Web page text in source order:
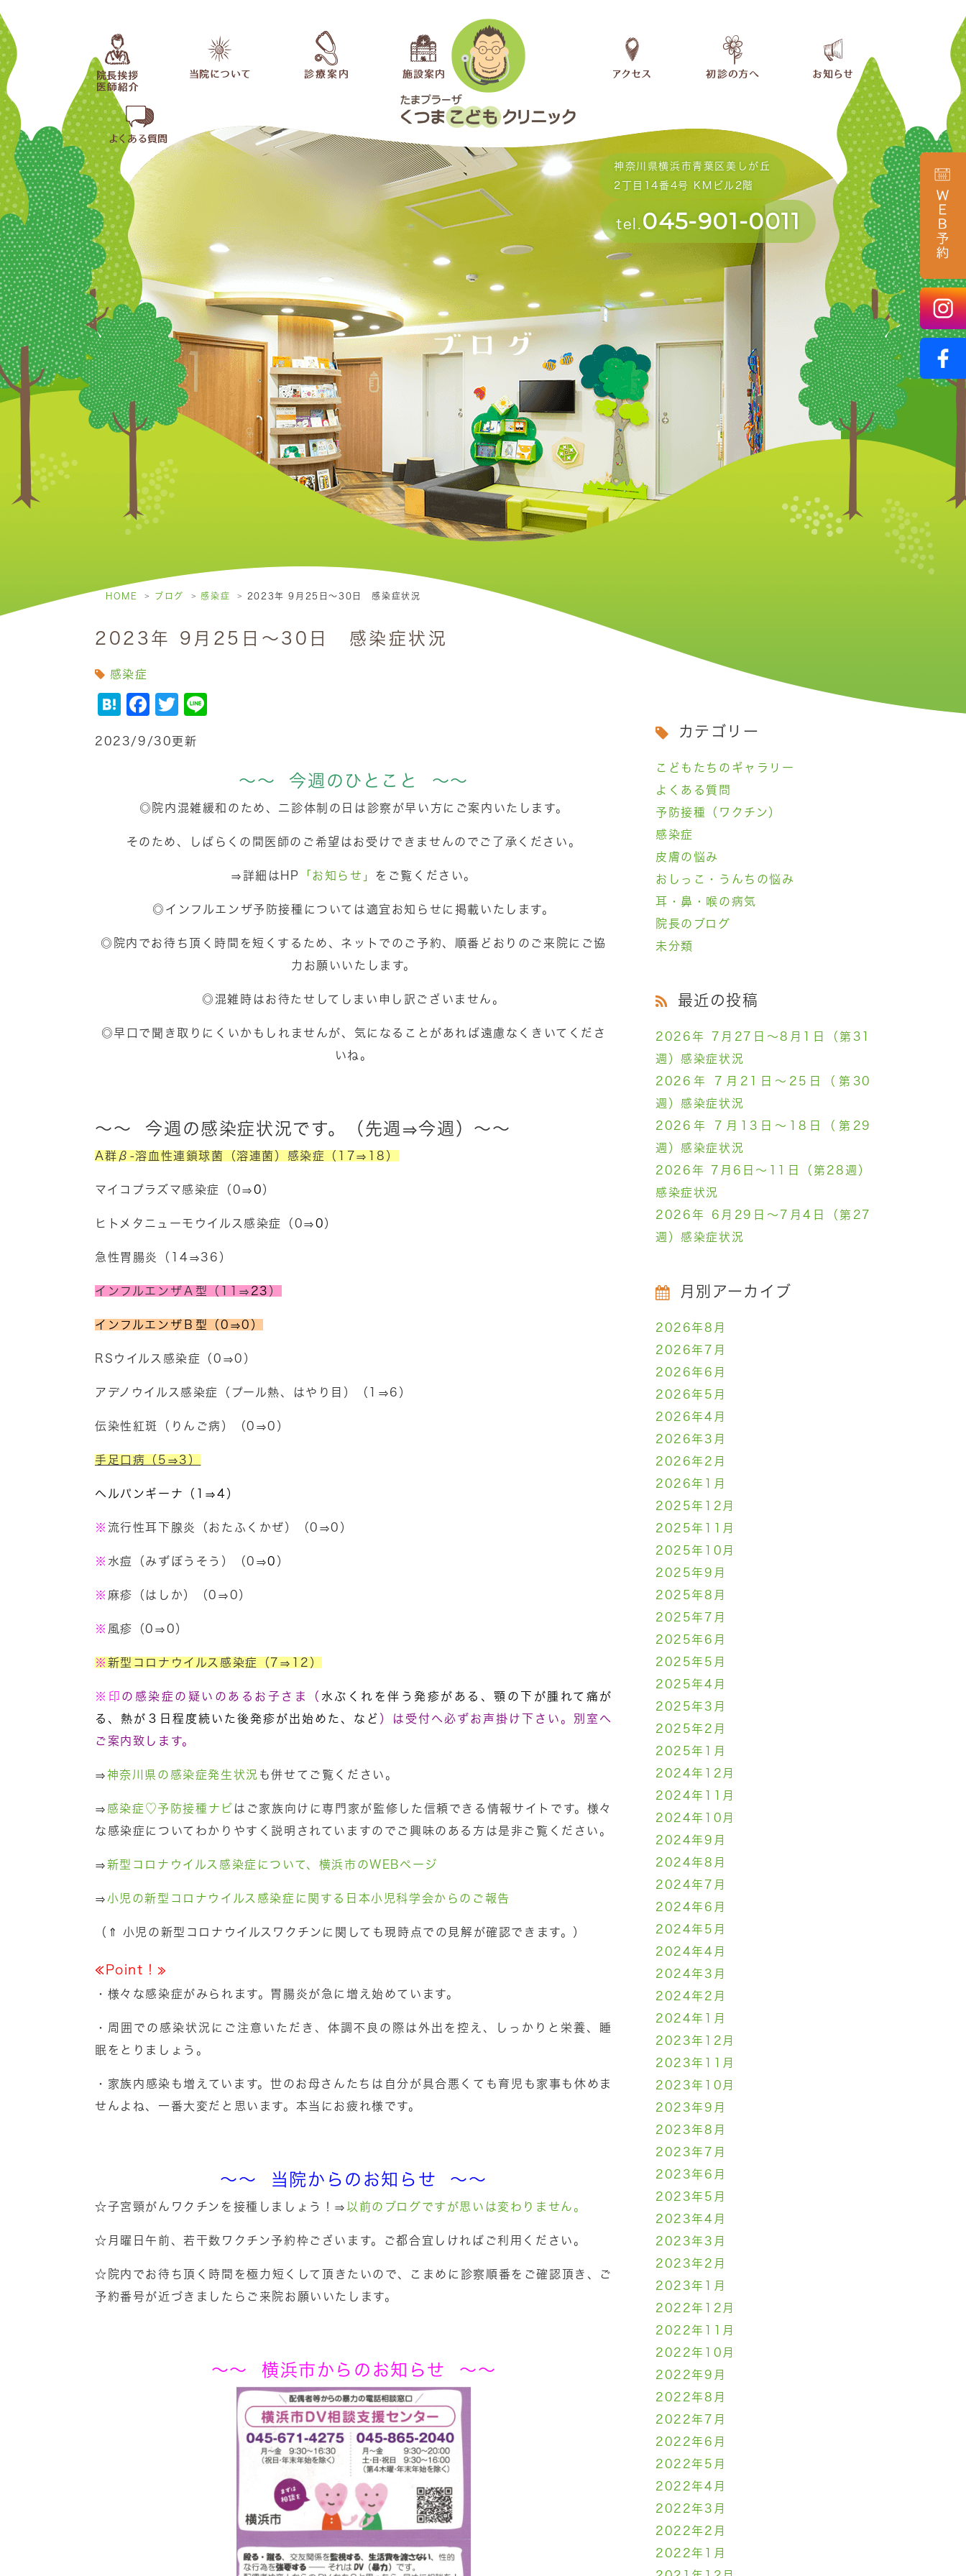
神奈川県横浜市青葉区美しが丘
2丁目14番4号 KMビル2階
tel. 045-901-0011
ブログ
HOME ブログ 感染症 2023年 9月25日～30日 感染症状況
2023年 9月25日～30日 感染症状況
感染症
Hatena
Facebook
Twitter
2023/9/30更新
～～ 今週のひとこと ～～
◎院内混雑緩和のため、二診体制の日は診察が早い方にご案内いたします。
そのため、しばらくの間医師のご希望はお受けできませんのでご了承ください。
⇒詳細はHP 「お知らせ」 をご覧ください。
◎インフルエンザ予防接種については適宜お知らせに掲載いたします。
◎院内でお待ち頂く時間を短くするため、ネットでのご予約、順番どおりのご来院にご協
力お願いいたします。
◎混雑時はお待たせしてしまい申し訳ございません。
◎早口で聞き取りにくいかもしれませんが、気になることがあれば遠慮なくきいてくださ
いね。
～～ 今週の感染症状況です。（先週⇒今週）～～
A群β-溶血性連鎖球菌（溶連菌）感染症（17⇒18）
マイコプラズマ感染症（0⇒0 ）
ヒトメタニューモウイルス感染症（0⇒0 ）
急性胃腸炎（14⇒36）
インフルエンザＡ型（11⇒ 23 ）
インフルエンザＢ型（0⇒0）
RSウイルス感染症（0⇒0）
アデノウイルス感染症（プール熱、はやり目）（1⇒6）
伝染性紅斑（りんご病）（0⇒0）
手足口病（5⇒3）
ヘルパンギーナ（1⇒4）
※ 流行性耳下腺炎（おたふくかぜ）（0⇒0）
※ 水痘（みずぼうそう）（0⇒0 ）
※ 麻疹（はしか）（0⇒0）
※ 風疹（0⇒0）
※ 新型コロナウイルス感染症（7⇒12）
※ 印 の感染症の疑いのあるお子さま（ 水ぶくれを伴う発疹がある、顎の下が腫れて痛が
る、熱が３日程度続いた後発疹が出始めた、など ）は受付へ必ずお声掛け下さい。別室へ
ご案内致します。
⇒神奈川県の感染症発生状況 も併せてご覧ください。
⇒ 感染症♡予防接種ナビ はご家族向けに専門家が監修した信頼できる情報サイトです。様々
な感染症についてわかりやすく説明されていますのでご興味のある方は是非ご覧ください。
⇒新型コロナウイルス感染症について、横浜市のWEBページ
⇒小児の新型コロナウイルス感染症に関する日本小児科学会からのご報告
（⇑ 小児の新型コロナウイルスワクチンに関しても現時点での見解が確認できます。）
≪Point！≫
・様々な感染症がみられます。胃腸炎が急に増え始めています。
・周囲での感染状況にご注意いただき、体調不良の際は外出を控え、しっかりと栄養、睡
眠をとりましょう。
・家族内感染も増えています。世のお母さんたちは自分が具合悪くても育児も家事も休めま
せんよね、一番大変だと思います。本当にお疲れ様です。
～～ 当院からのお知らせ ～～
☆子宮頸がんワクチンを接種しましょう！⇒ 以前のブログですが思いは変わりません。
☆月曜日午前、若干数ワクチン予約枠ございます。ご都合宜しければご利用ください。
☆院内でお待ち頂く時間を極力短くして頂きたいので、こまめに診察順番をご確認頂き、ご
予約番号が近づきましたらご来院お願いいたします。
～～ 横浜市からのお知らせ ～～
カテゴリー
こどもたちのギャラリー
よくある質問
予防接種（ワクチン）
感染症
皮膚の悩み
おしっこ・うんちの悩み
耳・鼻・喉の病気
院長のブログ
未分類
最近の投稿
2026年 7月27日～8月1日（第31
週）感染症状況
2026年 7月21日～25日（第30
週）感染症状況
2026年 7月13日～18日（第29
週）感染症状況
2026年 7月6日～11日（第28週）
感染症状況
2026年 6月29日～7月4日（第27
週）感染症状況
月別アーカイブ
2026年8月
2026年7月
2026年6月
2026年5月
2026年4月
2026年3月
2026年2月
2026年1月
2025年12月
2025年11月
2025年10月
2025年9月
2025年8月
2025年7月
2025年6月
2025年5月
2025年4月
2025年3月
2025年2月
2025年1月
2024年12月
2024年11月
2024年10月
2024年9月
2024年8月
2024年7月
2024年6月
2024年5月
2024年4月
2024年3月
2024年2月
2024年1月
2023年12月
2023年11月
2023年10月
2023年9月
2023年8月
2023年7月
2023年6月
2023年5月
2023年4月
2023年3月
2023年2月
2023年1月
2022年12月
2022年11月
2022年10月
2022年9月
2022年8月
2022年7月
2022年6月
2022年5月
2022年4月
2022年3月
2022年2月
2022年1月